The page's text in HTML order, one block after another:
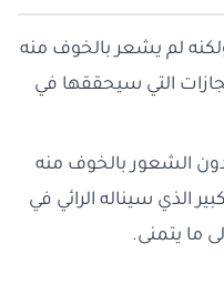
لم يشعر بالخوف منه
التي سيحققها في
دون الشعور بالخوف منه
الذي سيناله الرائي في
ما يتمنى.